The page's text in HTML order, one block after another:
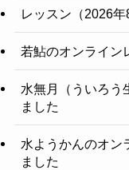
レッスン（2026年
若鮎のオンライン
水無月（ういろう
ました
水ようかんのオン
ました